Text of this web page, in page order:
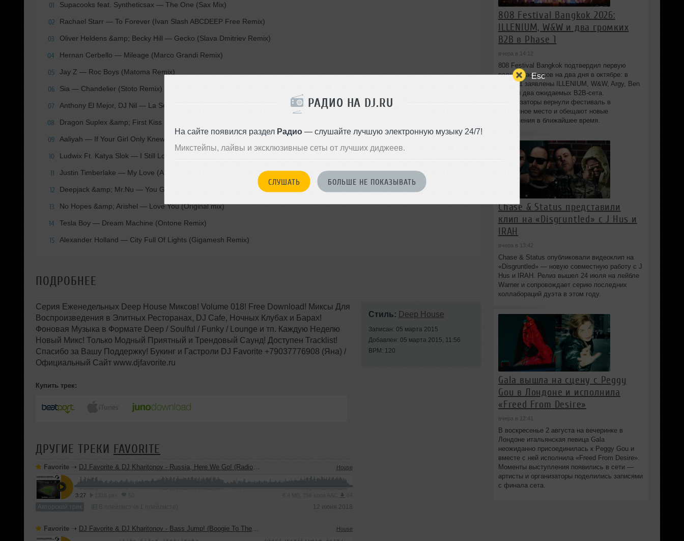
Esc
РАДИО НА DJ.RU
На сайте появился раздел Радио— слушайте лучшую электронную музыку 24/7!
Микстейпы, лайвы и эксклюзивные сеты от лучших диджеев.
СЛУШАТЬ БОЛЬШЕ НЕ ПОКАЗЫВАТЬ
01 Supacooks feat. Syntheticsax — The One (Sax Mix)
02 Rachael Starr — To Forever (Ivan Slash ABCDEEP Free Remix)
03 Oliver Heldens &amp; Becky Hill — Gecko (Slava Dmitriev Remix)
04 Hernan Cerbello — Mileage (Marco Grandi Remix)
05 Jay Z — Roc Boys (Matoma Remix)
06 Sia — Chandelier (Stoto Remix)
07 Anthony El Mejor, DJ Nil — La Serenissima (Original Mix)
08 Dragon Suplex &amp; First Kiss (Joeblack СBoogieТ Remix)
09 Aaliyah — If Your Girl Only Knew (Liva K Edit)
10 Ludwix Ft. Katya Slok — I Still Love You (Deepjack &amp; Mr. Nu Remix)
11 Justin Timberlake — My Love (Alex M.I.F. Remix)
12 Deepjack &amp; Mr.Nu — You Got Me Baby (Original Mix)
13 No Hopes &amp; Arishel — Love You (Original mix)
14 Tesla Boy — Dream Machine (Ontone Remix)
15 Alexander Holland — City Full Of Lights (Gigamesh Remix)
ПОДРОБНЕЕ
Серия Еженедельных Deep House Миксов! Volume 018! Free Download! Миксы Для
Воcпроизведения в Элитных Ресторанах, DJ Cafe, Ночных Клубах и Барах!
Фоновая Музыка в Формате Deep / Soulful / Funky / Lounge и тп. Каждую Неделю
Новый Микс! Только Модный Приятный и Трендовый Саунд! Доступен Tracklist!
Спасибо за Вашу Поддержку! Букинг и Гастроли DJ Favorite +79037776908 (Яна) /
Официальный Сайт www.djfavorite.ru
Купить трек:
ДРУГИЕ ТРЕКИ FAVORITE
Favorite ➝ DJ Favorite & DJ Kharitonov - Russia, Here We Go! (Radio Edit) House
3:27
Авторский трек 12 июня 2018
Favorite ➝ DJ Favorite & DJ Kharitonov - Bass Jump! (Boogie To The Bassline) (Radio Edit) House
Стиль: Deep House
Записан: 05 марта 2015
Добавлен: 05 марта 2015, 11:56
BPM: 120
808 Festival Bangkok 2026:
ILLENIUM, W&W и два громких
B2B в Phase 1
вчера в 14:12
808 Festival Bangkok подтвердил первую
волну участников на два дня в октябре: в
Phase 1 заявлены ILLENIUM, W&W, Argy, Ben
Nicky и два ожидаемых B2B-сета.
Организаторы вернули фестиваль в
привычное место и обещают новые
объявления в ближайшее время.
Chase & Status представили
клип на «Disgruntled» с J Hus и
IRAH
вчера в 13:42
Chase & Status опубликовали видеоклип на
«Disgruntled» — новую совместную работу с J
Hus и IRAH. Релиз вышел 24 июля на лейбле
Warner и сопровождает серию последних
коллабораций дуэта в этом году.
Gala вышла на сцену с Peggy
Gou в Лондоне и исполнила
«Freed From Desire»
вчера в 12:41
В воскресенье 2 августа на вечеринке в
Лондоне итальянская певица Gala
неожиданно присоединилась к Peggy Gou и
вместе с ней исполнила «Freed From Desire».
Моменты выступления появились в сети —
артисты и организаторы поделились записями
с финала сета.